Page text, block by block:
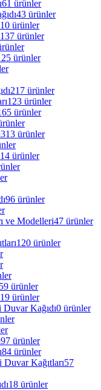
61 ürünler
43 ürünler
ürünler
137 ürünler
ürünler
217 ürünler
123 ürünler
ürünler
313 ürünler
14 ürünler
96 ürünler
ve Modelleri47 ürünler
120 ürünler
59 ürünler
19 ürünler
Kağıdı0 ürünler
97 ürünler
84 ürünler
Kağıtları57
18 ürünler